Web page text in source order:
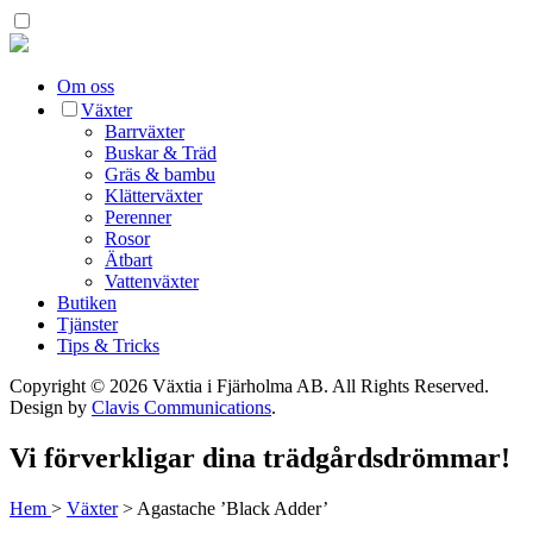
Om oss
Växter
Barrväxter
Buskar & Träd
Gräs & bambu
Klätterväxter
Perenner
Rosor
Ätbart
Vattenväxter
Butiken
Tjänster
Tips & Tricks
Copyright © 2026 Växtia i Fjärholma AB. All Rights Reserved.
Design by Clavis Communications.
Vi förverkligar dina trädgårdsdrömmar!
Hem > Växter> Agastache ’Black Adder’